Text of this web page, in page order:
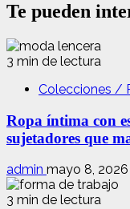
Te pueden
3 min de lectura
Colecciones /
Ropa íntima con
sujetadores que
admin mayo 8, 2026
3 min de lectura